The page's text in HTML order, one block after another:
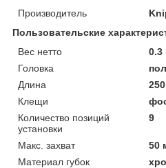
Производитель
Пользовательские
Вес нетто
0.3
Головка
Длина
Клещи
Количество позиций
установки
9
Макс. захват
50
Материал губок